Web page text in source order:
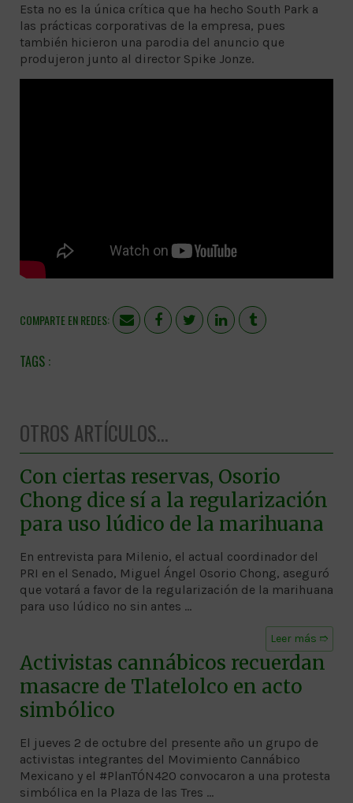
Esta no es la única crítica que ha hecho South Park a
las prácticas corporativas de la empresa, pues
también hicieron una parodia del anuncio que
produjeron junto al director Spike Jonze.
COMPARTE EN REDES:
OTROS ARTÍCULOS...
Con ciertas reservas, Osorio
Chong dice sí a la regularización
para uso lúdico de la marihuana
En entrevista para Milenio, el actual coordinador del
PRI en el Senado, Miguel Ángel Osorio Chong, aseguró
que votará a favor de la regularización de la marihuana
para uso lúdico no sin antes …
Leer más ➱
Activistas cannábicos recuerdan
masacre de Tlatelolco en acto
simbólico
El jueves 2 de octubre del presente año un grupo de
activistas integrantes del Movimiento Cannábico
Mexicano y el #PlanTÓN420 convocaron a una protesta
simbólica en la Plaza de las Tres …